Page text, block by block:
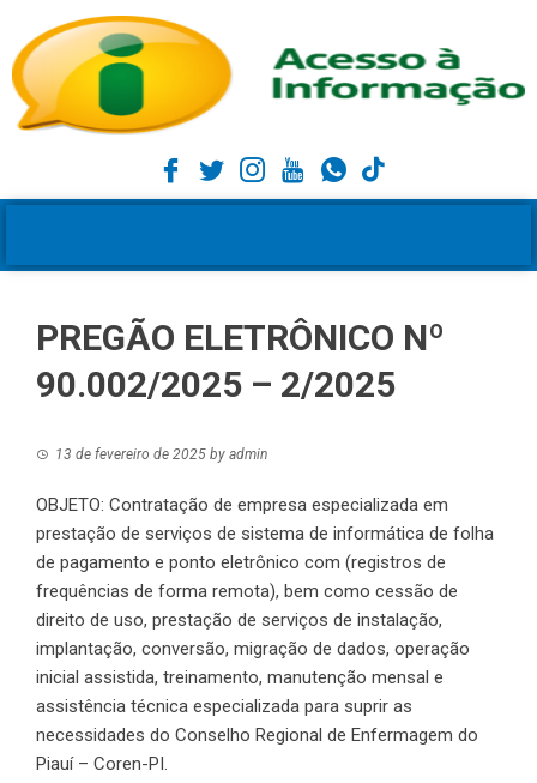
PREGÃO ELETRÔNICO Nº
90.002/2025 – 2/2025
13 de fevereiro de 2025 by admin
OBJETO: Contratação de empresa especializada em
prestação de serviços de sistema de informática de folha
de pagamento e ponto eletrônico com (registros de
frequências de forma remota), bem como cessão de
direito de uso, prestação de serviços de instalação,
implantação, conversão, migração de dados, operação
inicial assistida, treinamento, manutenção mensal e
assistência técnica especializada para suprir as
necessidades do Conselho Regional de Enfermagem do
Piauí – Coren-PI.